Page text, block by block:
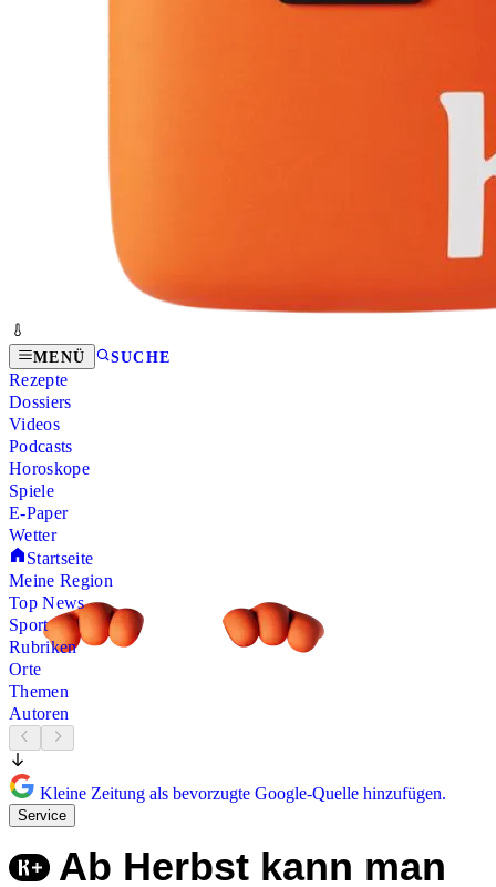
MENÜ SUCHE
Rezepte
Dossiers
Videos
Podcasts
Horoskope
Spiele
E-Paper
Wetter
Startseite
Meine Region
Top News
Sport
Rubriken
Orte
Themen
Autoren
Kleine Zeitung als bevorzugte Google-Quelle hinzufügen.
Service
Ab Herbst kann man